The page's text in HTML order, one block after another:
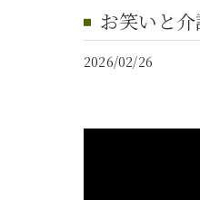
お笑いと
2026/02/26